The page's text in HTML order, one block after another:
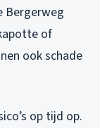
Bergerweg
of
ook schade
op tijd op.